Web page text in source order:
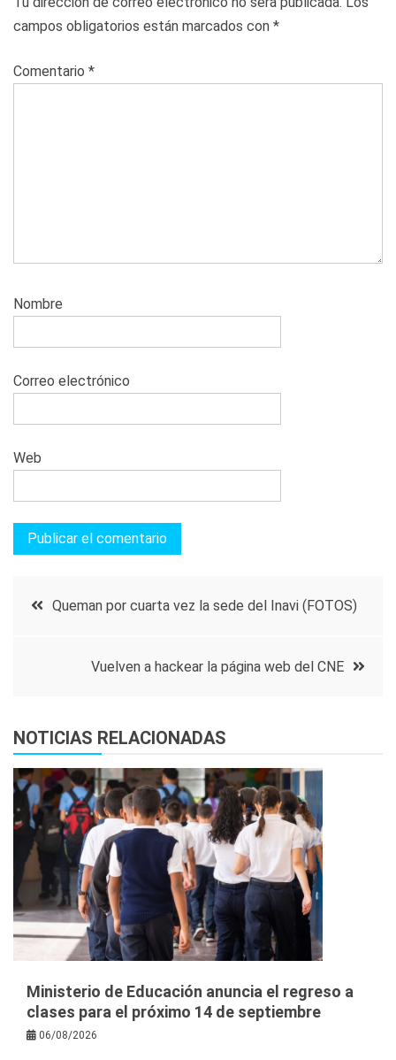
campos obligatorios están marcados con *
Comentario *
Nombre
Correo electrónico
Web
Navegación
Queman por cuarta vez la sede del Inavi (FOTOS)
Vuelven a hackear la página web del CNE
NOTICIAS RELACIONADAS
Ministerio de Educación anuncia el regreso a
clases para el próximo 14 de septiembre
06/08/2026